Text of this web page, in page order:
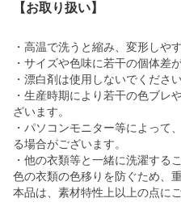
【お取り扱い】
・高温で洗うと縮み、変形しや
・サイズや色味に若干の個体差
・漂白剤は使用しないでください
・生産時期により若干の色ブレ
ざいます。
・パソコンモニター等によって
る場合がございます。
・他の衣類等と一緒に洗濯する
色の衣類の色移りを防ぐため、
本品は、素材特性上以上の点に